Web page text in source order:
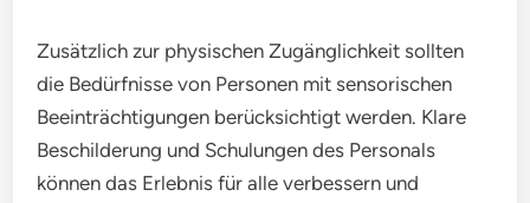
Zusätzlich zur physischen Zugänglichkeit sollten
die Bedürfnisse von Personen mit sensorischen
Beeinträchtigungen berücksichtigt werden. Klare
Beschilderung und Schulungen des Personals
können das Erlebnis für alle verbessern und